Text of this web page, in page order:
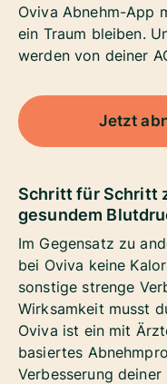
Oviva Abnehm-App
ein Traum bleiben.
werden von deiner
Jetzt
Schritt für Schritt
gesundem
Im Gegensatz zu
bei Oviva keine
sonstige strenge
Wirksamkeit musst
Oviva ist ein mit
basiertes
Verbesserung